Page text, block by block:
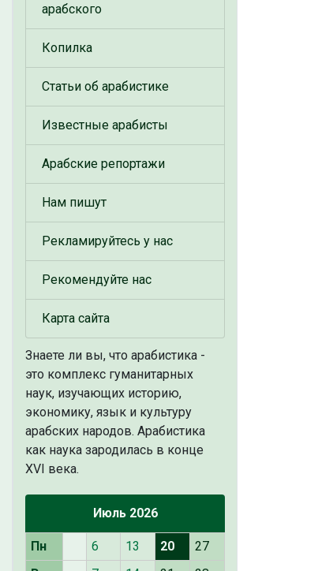
арабского
Копилка
Статьи об арабистике
Известные арабисты
Арабские репортажи
Нам пишут
Рекламируйтесь у нас
Рекомендуйте нас
Карта сайта
Знаете ли вы, что арабистика -
это комплекс гуманитарных
наук, изучающих историю,
экономику, язык и культуру
арабских народов. Арабистика
как наука зародилась в конце
XVI века.
Июль 2026
Пн 6 13 20
27